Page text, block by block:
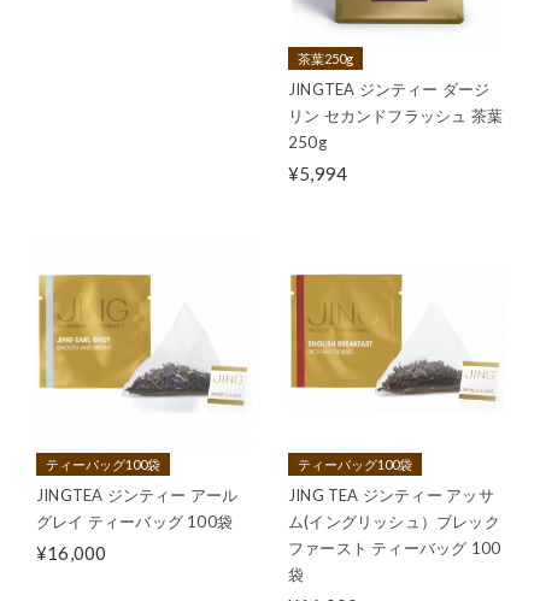
茶葉250g
JINGTEA ジンティー ダージ
リン セカンドフラッシュ 茶葉
250g
¥5,994
ティーバッグ100袋
JINGTEA ジンティー アール
グレイ ティーバッグ 100袋
¥16,000
ティーバッグ100袋
JING TEA ジンティー アッサ
ム(イングリッシュ）ブレック
ファースト ティーバッグ 100
袋